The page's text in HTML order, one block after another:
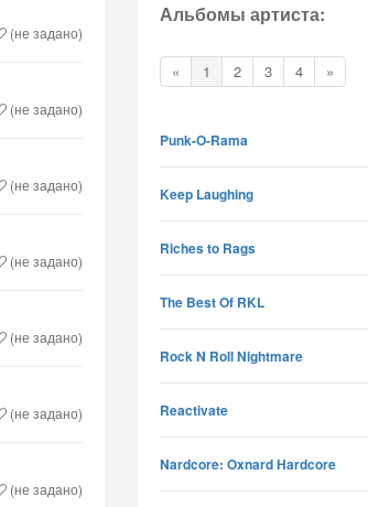
(не задано)
(не задано)
(не задано)
(не задано)
(не задано)
(не задано)
(не задано)
Альбомы артиста:
« 1 2 3 4 »
Punk-O-Rama
Keep Laughing
Riches to Rags
The Best Of RKL
Rock N Roll Nightmare
Reactivate
Nardcore: Oxnard Hardcore